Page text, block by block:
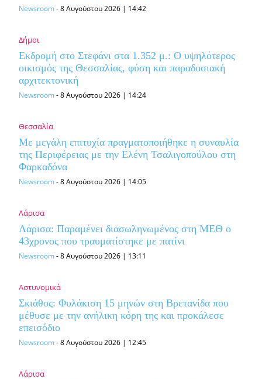
Newsroom-8 Αυγούστου 2026 | 14:42
Δήμοι
Εκδρομή στο Στεφάνι στα 1.352 μ.: Ο υψηλότερος
οικισμός της Θεσσαλίας, φύση και παραδοσιακή
αρχιτεκτονική
Newsroom-8 Αυγούστου 2026 | 14:24
Θεσσαλία
Με μεγάλη επιτυχία πραγματοποιήθηκε η συναυλία
της Περιφέρειας με την Ελένη Τσαλιγοπούλου στη
Φαρκαδόνα
Newsroom-8 Αυγούστου 2026 | 14:05
Λάρισα
Λάρισα: Παραμένει διασωληνωμένος στη ΜΕΘ o
43χρονος που τραυματίστηκε με πατίνι
Newsroom-8 Αυγούστου 2026 | 13:11
Αστυνομικά
Σκιάθος: Φυλάκιση 15 μηνών στη Βρετανίδα που
μέθυσε με την ανήλικη κόρη της και προκάλεσε
επεισόδιο
Newsroom-8 Αυγούστου 2026 | 12:45
Λάρισα